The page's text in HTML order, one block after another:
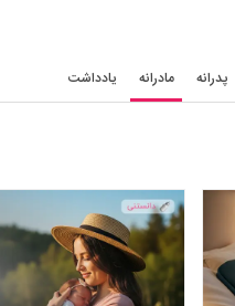
پدرانه مادرانه یادداشت